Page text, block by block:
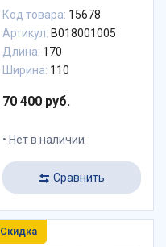
Код товара: 15678
Артикул: B018001005
Длина: 170
Ширина: 110
70 400 руб.
Нет в наличии
Сравнить
Скидка